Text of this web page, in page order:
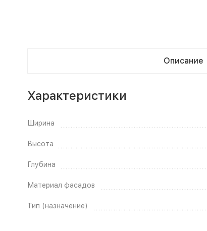
Описание
Характеристики
Ширина
Высота
Глубина
Материал фасадов
Тип (назначение)